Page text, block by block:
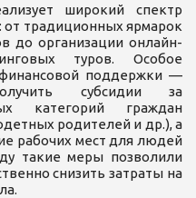
широкий спектр
от традиционных ярмарок
до организации онлайн-
туров. Особое
поддержки —
субсидии за
категорий граждан
родителей и др.), а
рабочих мест для людей
такие меры позволили
снизить затраты на